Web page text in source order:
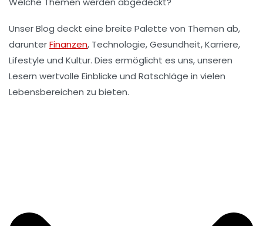
Unser Blog deckt eine breite Palette von Themen ab,
darunterFinanzen, Technologie, Gesundheit, Karriere,
Lifestyle und Kultur. Dies ermöglicht es uns, unseren
Lesern wertvolle Einblicke und Ratschläge in vielen
Lebensbereichen zu bieten.